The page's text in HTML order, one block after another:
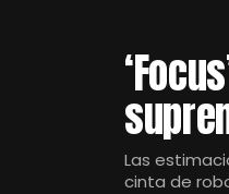
Las
cinta de